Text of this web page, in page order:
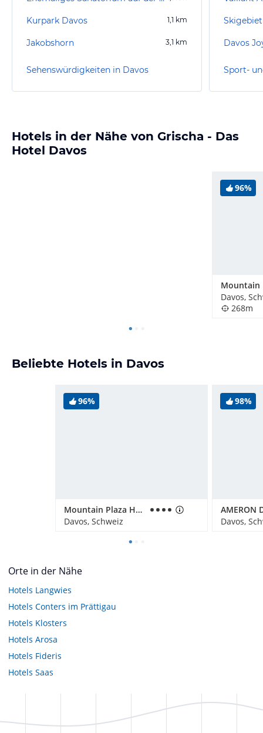
Kurpark Davos 1,1 km
Jakobshorn 3,1 km
Sehenswürdigkeiten in Davos
Davos
Sport-
Hotels in der Nähe von Grischa - Das
Hotel Davos
96%
Davos,
268m
Beliebte Hotels in Davos
96%
Mountain Plaza Hotel
Davos, Schweiz
98%
Davos,
Orte in der Nähe
Hotels Langwies
Hotels Conters im Prättigau
Hotels Klosters
Hotels Arosa
Hotels Fideris
Hotels Saas